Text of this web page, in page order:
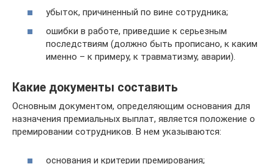
убыток, причиненный по вине сотрудника;
ошибки в работе, приведшие к серьезным
последствиям (должно быть прописано, к каким
именно – к примеру, к травматизму, аварии).
Какие документы составить
Основным документом, определяющим основания для
назначения премиальных выплат, является положение о
премировании сотрудников. В нем указываются:
основания и критерии премирования;